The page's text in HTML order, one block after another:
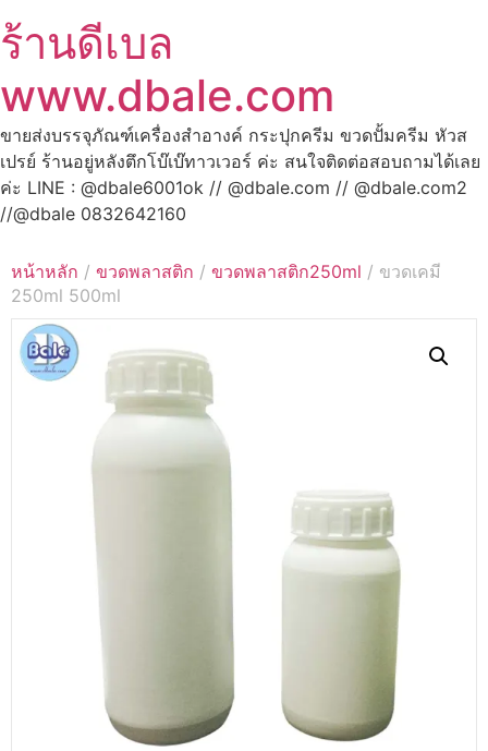
ร้านดีเบล
www.dbale.com
ขายส่งบรรจุภัณฑ์เครื่องสำอางค์ กระปุกครีม ขวดปั้มครีม หัวส
เปรย์ ร้านอยู่หลังตึกโบ๊เบ๊ทาวเวอร์ ค่ะ สนใจติดต่อสอบถามได้เลย
ค่ะ LINE : @dbale6001ok // @dbale.com // @dbale.com2
//@dbale 0832642160
หน้าหลัก / ขวดพลาสติก / ขวดพลาสติก250ml / ขวดเคมี
250ml 500ml